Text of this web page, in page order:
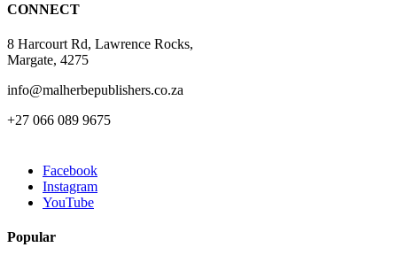
CONNECT
8 Harcourt Rd, Lawrence Rocks,
Margate, 4275
info@malherbepublishers.co.za
+27 066 089 9675
Facebook
Instagram
YouTube
Popular